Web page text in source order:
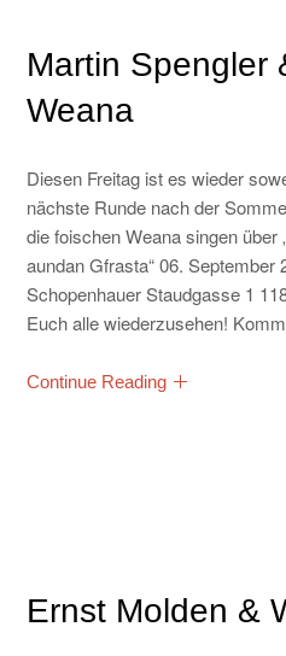
Martin Spengler
Weana
Diesen Freitag ist es wieder
nächste Runde nach der
die foischen Weana singen über
aundan Gfrasta“ 06. September
Schopenhauer Staudgasse 1
Euch alle wiederzusehen!
Continue Reading
Ernst Molden &